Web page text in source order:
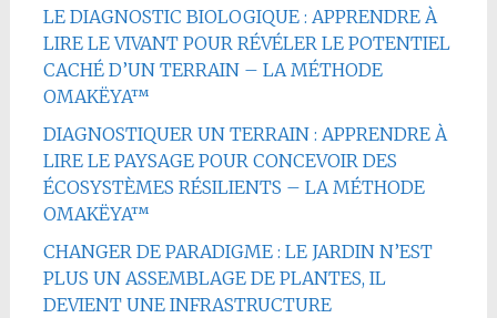
LE DIAGNOSTIC BIOLOGIQUE : APPRENDRE À
LIRE LE VIVANT POUR RÉVÉLER LE POTENTIEL
CACHÉ D’UN TERRAIN – LA MÉTHODE
OMAKËYA™
DIAGNOSTIQUER UN TERRAIN : APPRENDRE À
LIRE LE PAYSAGE POUR CONCEVOIR DES
ÉCOSYSTÈMES RÉSILIENTS – LA MÉTHODE
OMAKËYA™
CHANGER DE PARADIGME : LE JARDIN N’EST
PLUS UN ASSEMBLAGE DE PLANTES, IL
DEVIENT UNE INFRASTRUCTURE